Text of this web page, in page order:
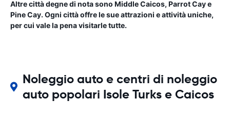
Altre città degne di nota sono Middle Caicos, Parrot Cay e
Pine Cay. Ogni città offre le sue attrazioni e attività uniche,
per cui vale la pena visitarle tutte.
Noleggio auto e centri di noleggio
auto popolari Isole Turks e Caicos